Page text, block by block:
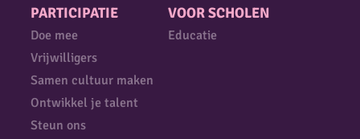
PARTICIPATIE
Doe mee
Vrijwilligers
Samen cultuur maken
Ontwikkel je talent
Steun ons
VOOR SCHOLEN
Educatie